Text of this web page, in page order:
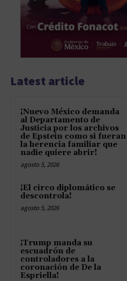
Latest article
¡Nuevo México demanda
al Departamento de
Justicia por los archivos
de Epstein como si fueran
la herencia familiar que
nadie quiere abrir!
agosto 5, 2026
¡El circo diplomático se
descontrola!
agosto 5, 2026
¡Trump manda su
escuadrón de
controladores a la
coronación de De la
Espriella!